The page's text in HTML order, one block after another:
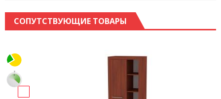
СОПУТСТВУЮЩИЕ ТОВАРЫ